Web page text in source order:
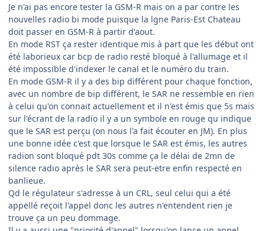
Je n'ai pas encore tester la GSM-R mais on a par contre les
nouvelles radio bi mode puisque la lgne Paris-Est Chateau
doit passer en GSM-R à partir d'aout.
En mode RST ça rester identique mis à part que les début ont
été laborieux car bcp de radio resté bloqué à l'allumage et il
été impossible d'indexer le canal et le numéro du train.
En mode GSM-R il y a des bip différent pour chaque fonction,
avec un nombre de bip différent, le SAR ne ressemble en rien
à celui qu'on connait actuellement et il n'est émis que 5s mais
sur l'écrant de la radio il y a un symbole en rouge qu indique
que le SAR est perçu (on nous l'a fait écouter en JM). En plus
une bonne idée c'est que lorsque le SAR est émis, les autres
radion sont bloqué pdt 30s comme ça le délai de 2mn de
silence radio après le SAR sera peut-etre enfin respecté en
banlieue.
Qd le régulateur s'adresse à un CRL, seul celui qui a été
appellé reçoit l'appel donc les autres n'entendent rien je
trouve ça un peu dommage.